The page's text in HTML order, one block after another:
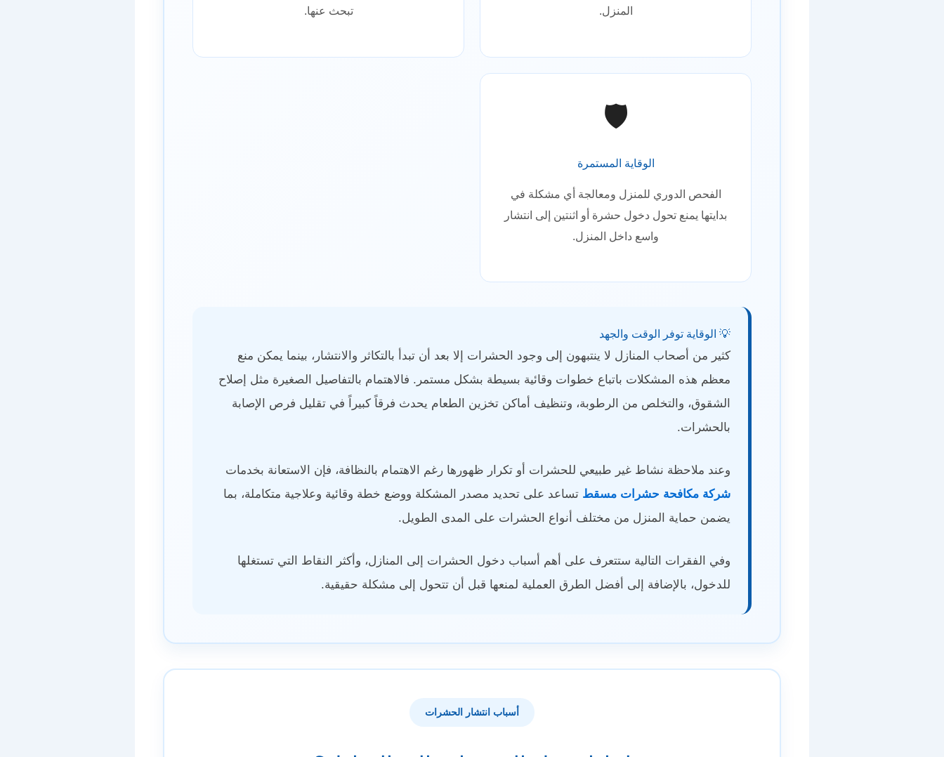
المنزل.
تبحث عنها.
🛡️
الوقاية المستمرة
الفحص الدوري للمنزل ومعالجة أي مشكلة في
بدايتها يمنع تحول دخول حشرة أو اثنتين إلى انتشار
واسع داخل المنزل.
💡 الوقاية توفر الوقت والجهد
كثير من أصحاب المنازل لا ينتبهون إلى وجود الحشرات إلا بعد أن تبدأ بالتكاثر والانتشار، بينما يمكن منع
معظم هذه المشكلات باتباع خطوات وقائية بسيطة بشكل مستمر. فالاهتمام بالتفاصيل الصغيرة مثل إصلاح
الشقوق، والتخلص من الرطوبة، وتنظيف أماكن تخزين الطعام يحدث فرقاً كبيراً في تقليل فرص الإصابة
بالحشرات.
وعند ملاحظة نشاط غير طبيعي للحشرات أو تكرار ظهورها رغم الاهتمام بالنظافة، فإن الاستعانة بخدمات
شركة مكافحة حشرات مسقط تساعد على تحديد مصدر المشكلة ووضع خطة وقائية وعلاجية متكاملة، بما
يضمن حماية المنزل من مختلف أنواع الحشرات على المدى الطويل.
وفي الفقرات التالية ستتعرف على أهم أسباب دخول الحشرات إلى المنازل، وأكثر النقاط التي تستغلها
للدخول، بالإضافة إلى أفضل الطرق العملية لمنعها قبل أن تتحول إلى مشكلة حقيقية.
أسباب انتشار الحشرات